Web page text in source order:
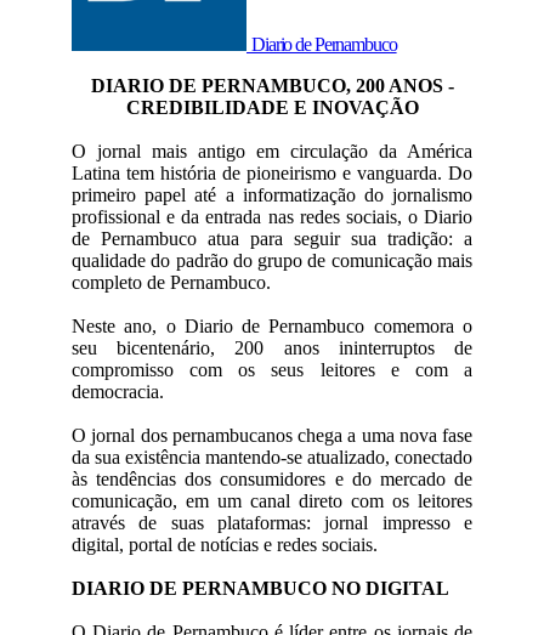
Diario de Pernambuco
DIARIO DE PERNAMBUCO, 200 ANOS -
CREDIBILIDADE E INOVAÇÃO
O jornal mais antigo em circulação da América
Latina tem história de pioneirismo e vanguarda. Do
primeiro papel até a informatização do jornalismo
profissional e da entrada nas redes sociais, o Diario
de Pernambuco atua para seguir sua tradição: a
qualidade do padrão do grupo de comunicação mais
completo de Pernambuco.
Neste ano, o Diario de Pernambuco comemora o
seu bicentenário, 200 anos ininterruptos de
compromisso com os seus leitores e com a
democracia.
O jornal dos pernambucanos chega a uma nova fase
da sua existência mantendo-se atualizado, conectado
às tendências dos consumidores e do mercado de
comunicação, em um canal direto com os leitores
através de suas plataformas: jornal impresso e
digital, portal de notícias e redes sociais.
DIARIO DE PERNAMBUCO NO DIGITAL